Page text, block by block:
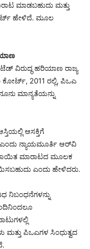
ಮಾಡಬಹುದು ಮತ್ತು
ಹೇಳಿದೆ. ಮೂಲ
ವಿರುದ್ಧ ಹರಿಯಾಣ ರಾಜ್ಯ
ಕೋರ್ಟ್, 2011 ರಲ್ಲಿ, ಪಿಒಎ
ಮಾನ್ಯತೆಯನ್ನು
ಆಸಕ್ತಿಗೆ
ನ್ಯಾಯಮೂರ್ತಿ ಆರ್‌ವಿ
ಮಾರಾಟದ ಮೂಲಕ
ಎಂದು ಹೇಳಿದರು.
ನಿಬಂಧನೆಗಳನ್ನು
ಮತ್ತು ಪಿಒಎಗಳ ಸಿಂಧುತ್ವದ